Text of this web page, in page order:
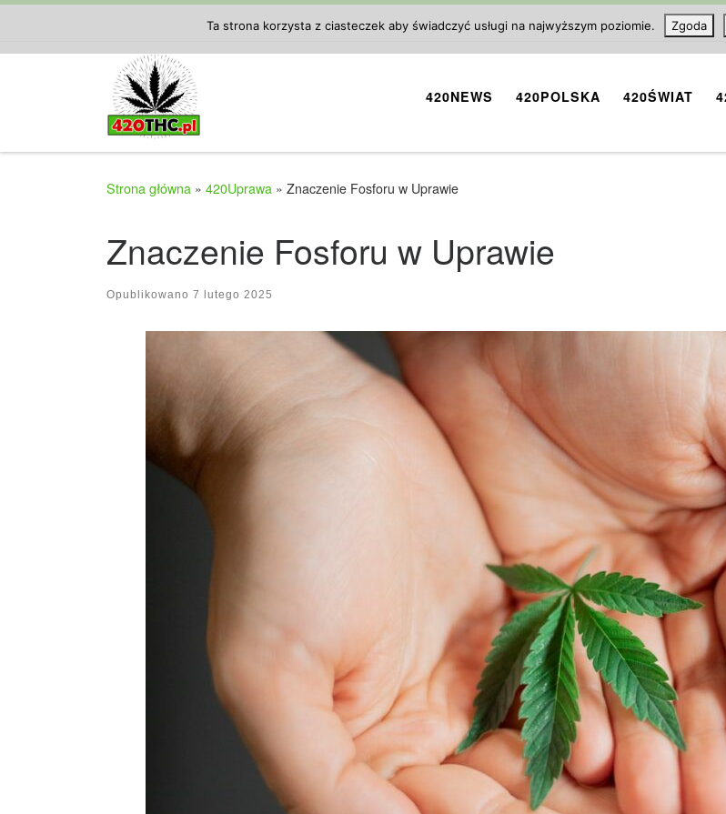
420NEWS 420POLSKA 420ŚWIAT
Strona główna » 420Uprawa » Znaczenie Fosforu w Uprawie
Znaczenie Fosforu w Uprawie
Opublikowano 7 lutego 2025
Ta strona korzysta z ciasteczek aby świadczyć usługi na najwyższym poziomie. Zgoda